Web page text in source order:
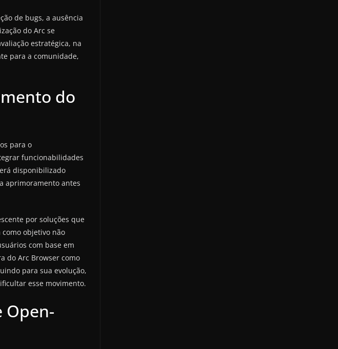
de bugs, a ausência
do Arc se
estratégica, na
para a comunidade,
do
para o
funcionabilidades
disponibilizado
aprimoramento antes
por soluções que
objetivo não
com base em
do Arc Browser como
para sua evolução,
esse movimento.
Open-